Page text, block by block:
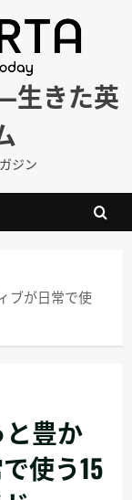
生きた英
ジン
ブが日常で使
豊か
使う15